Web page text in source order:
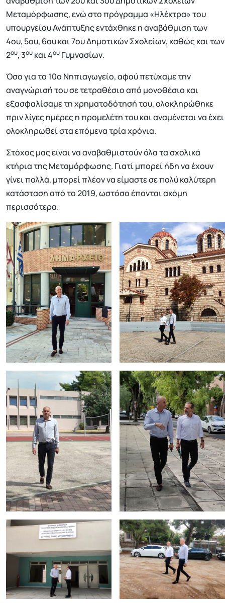
Μεταμόρφωσης, ενώ στο πρόγραμμα «Ηλέκτρα» του
υπουργείου Ανάπτυξης εντάχθηκε η αναβάθμιση των
4ου, 5ου, 6ου και 7ου Δημοτικών Σχολείων, καθώς και των
2ου, 3ου και 4ου Γυμνασίων.
Όσο για το 10ο Νηπιαγωγείο, αφού πετύχαμε την
αναγνώρισή του σε τετραθέσιο από μονοθέσιο και
εξασφαλίσαμε τη χρηματοδότησή του, ολοκληρώθηκε
πριν λίγες ημέρες η προμελέτη του και αναμένεται να έχει
ολοκληρωθεί στα επόμενα τρία χρόνια.
Στόχος μας είναι να αναβαθμιστούν όλα τα σχολικά
κτήρια της Μεταμόρφωσης. Γιατί μπορεί ήδη να έχουν
γίνει πολλά, μπορεί πλέον να είμαστε σε πολύ καλύτερη
κατάσταση από το 2019, ωστόσο έπονται ακόμη
περισσότερα.